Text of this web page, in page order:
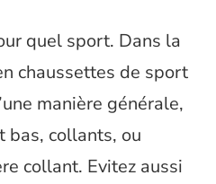
quel sport. Dans la
chaussettes de sport
manière générale,
bas, collants, ou
collant. Evitez aussi